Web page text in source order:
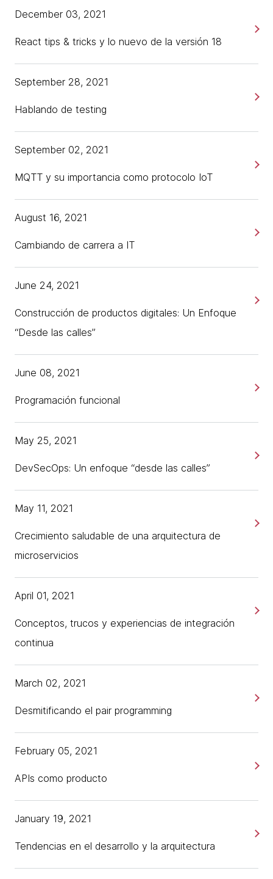
React tips & tricks y lo nuevo de la versión 18
December 03, 2021
Hablando de testing
September 28, 2021
MQTT y su importancia como protocolo IoT
September 02, 2021
Cambiando de carrera a IT
August 16, 2021
Construcción de productos digitales: Un Enfoque
“Desde las calles”
June 24, 2021
Programación funcional
June 08, 2021
DevSecOps: Un enfoque “desde las calles”
May 25, 2021
Crecimiento saludable de una arquitectura de
microservicios
May 11, 2021
Conceptos, trucos y experiencias de integración
continua
April 01, 2021
Desmitificando el pair programming
March 02, 2021
APIs como producto
February 05, 2021
Tendencias en el desarrollo y la arquitectura
January 19, 2021